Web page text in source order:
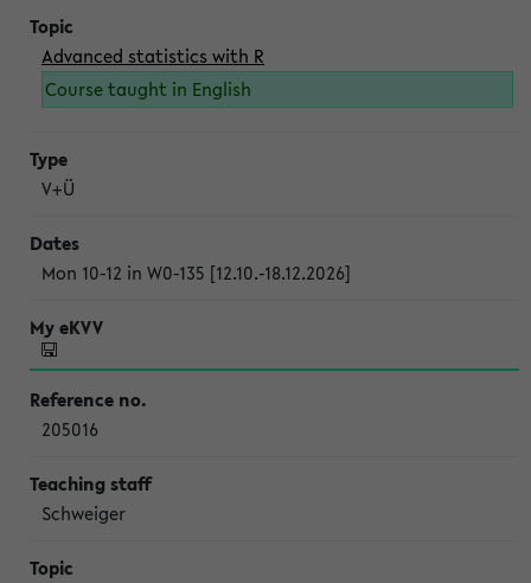
Advanced statistics with R
Course taught in English
V+Ü
Mon 10-12 in W0-135 [12.10.-18.12.2026]
205016
Schweiger